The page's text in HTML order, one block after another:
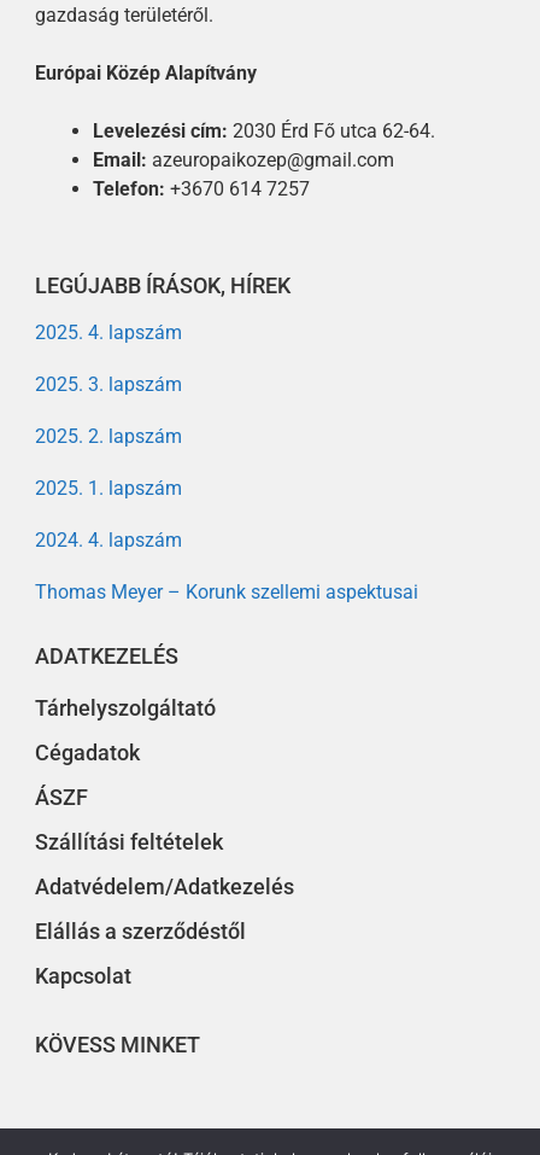
gazdaság területéről.
Európai Közép Alapítvány
Levelezési cím: 2030 Érd Fő utca 62-64.
Email: azeuropaikozep@gmail.com
Telefon: +3670 614 7257
LEGÚJABB ÍRÁSOK, HÍREK
2025. 4. lapszám
2025. 3. lapszám
2025. 2. lapszám
2025. 1. lapszám
2024. 4. lapszám
Thomas Meyer – Korunk szellemi aspektusai
ADATKEZELÉS
Tárhelyszolgáltató
Cégadatok
ÁSZF
Szállítási feltételek
Adatvédelem/Adatkezelés
Elállás a szerződéstől
Kapcsolat
KÖVESS MINKET